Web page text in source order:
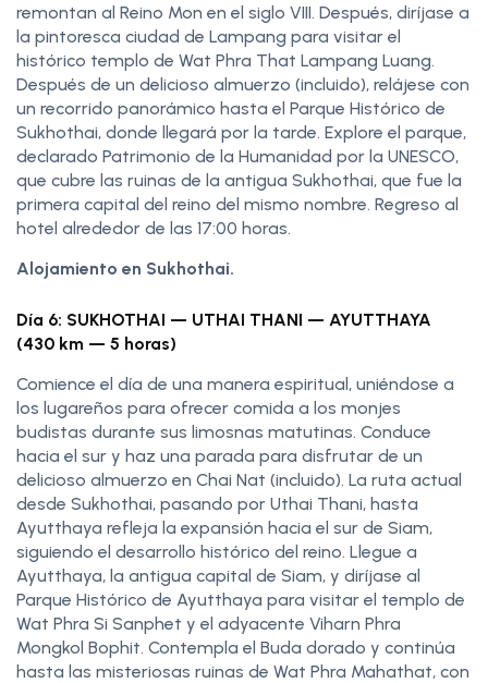
remontan al Reino Mon en el siglo VIII. Después, diríjase a
la pintoresca ciudad de Lampang para visitar el
histórico templo de Wat Phra That Lampang Luang.
Después de un delicioso almuerzo (incluido), relájese con
un recorrido panorámico hasta el Parque Histórico de
Sukhothai, donde llegará por la tarde. Explore el parque,
declarado Patrimonio de la Humanidad por la UNESCO,
que cubre las ruinas de la antigua Sukhothai, que fue la
primera capital del reino del mismo nombre. Regreso al
hotel alrededor de las 17:00 horas.
Alojamiento en Sukhothai.
Día 6: SUKHOTHAI — UTHAI THANI — AYUTTHAYA
(430 km — 5 horas)
Comience el día de una manera espiritual, uniéndose a
los lugareños para ofrecer comida a los monjes
budistas durante sus limosnas matutinas. Conduce
hacia el sur y haz una parada para disfrutar de un
delicioso almuerzo en Chai Nat (incluido). La ruta actual
desde Sukhothai, pasando por Uthai Thani, hasta
Ayutthaya refleja la expansión hacia el sur de Siam,
siguiendo el desarrollo histórico del reino. Llegue a
Ayutthaya, la antigua capital de Siam, y diríjase al
Parque Histórico de Ayutthaya para visitar el templo de
Wat Phra Si Sanphet y el adyacente Viharn Phra
Mongkol Bophit. Contempla el Buda dorado y continúa
hasta las misteriosas ruinas de Wat Phra Mahathat, con